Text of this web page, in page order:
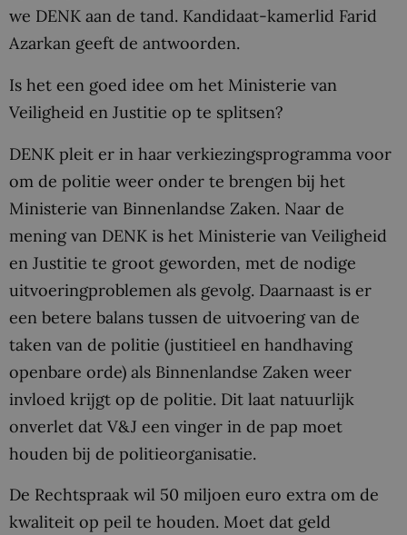
we DENK aan de tand. Kandidaat-kamerlid Farid
Azarkan geeft de antwoorden.
Is het een goed idee om het Ministerie van
Veiligheid en Justitie op te splitsen?
DENK pleit er in haar verkiezingsprogramma voor
om de politie weer onder te brengen bij het
Ministerie van Binnenlandse Zaken. Naar de
mening van DENK is het Ministerie van Veiligheid
en Justitie te groot geworden, met de nodige
uitvoeringproblemen als gevolg. Daarnaast is er
een betere balans tussen de uitvoering van de
taken van de politie (justitieel en handhaving
openbare orde) als Binnenlandse Zaken weer
invloed krijgt op de politie. Dit laat natuurlijk
onverlet dat V&J een vinger in de pap moet
houden bij de politieorganisatie.
De Rechtspraak wil 50 miljoen euro extra om de
kwaliteit op peil te houden. Moet dat geld